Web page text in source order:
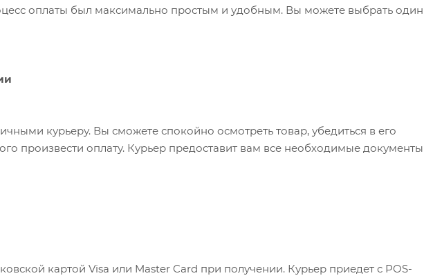
оплаты был максимально простым и удобным. Вы можете выбрать
курьеру. Вы сможете спокойно осмотреть товар, убедиться в его
произвести оплату. Курьер предоставит вам все необходимые
картой Visa или Master Card при получении. Курьер приедет с POS-